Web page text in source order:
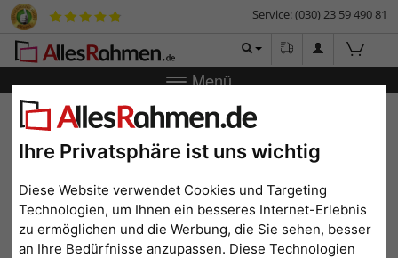
Ihre Privatsphäre ist uns wichtig
Diese Website verwendet Cookies und Targeting
Technologien, um Ihnen ein besseres Internet-Erlebnis
zu ermöglichen und die Werbung, die Sie sehen, besser
an Ihre Bedürfnisse anzupassen. Diese Technologien
Service: (030) 23 59 490 81
Menü
Zurück Bilderrahmen-Shop Bilderrahmen
Love Heart
Fotorahmen Love Heart